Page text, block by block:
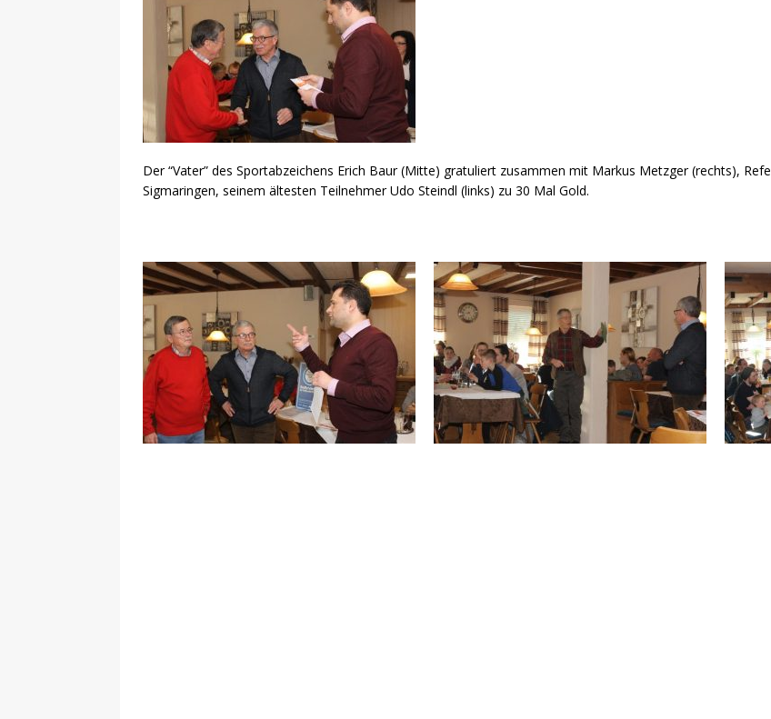
Der “Vater” des Sportabzeichens Erich Baur (Mitte) gratuliert zusammen mit Markus Metzger (rechts),
Sigmaringen, seinem ältesten Teilnehmer Udo Steindl (links) zu 30 Mal Gold.